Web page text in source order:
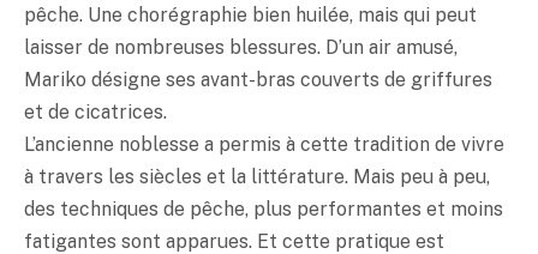
pêche. Une chorégraphie bien huilée, mais qui peut
laisser de nombreuses blessures. D’un air amusé,
Mariko désigne ses avant-bras couverts de griffures
et de cicatrices.
L’ancienne noblesse a permis à cette tradition de vivre
à travers les siècles et la littérature. Mais peu à peu,
des techniques de pêche, plus performantes et moins
fatigantes sont apparues. Et cette pratique est